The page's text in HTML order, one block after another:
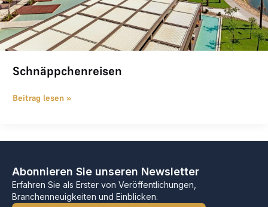
Schnäppchenreisen
Beitrag lesen »
Abonnieren Sie unseren Newsletter
Erfahren Sie als Erster von Veröffentlichungen,
Branchenneuigkeiten und Einblicken.